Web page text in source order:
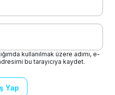
kullanılmak üzere adımı, e-
bu tarayıcıya kaydet.
Yap